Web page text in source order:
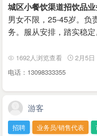
城区小餐饮渠道招饮品
男女不限，25-45岁。负
务。服从安排，踏实稳定
1692人浏览查看 2月5日
电话：13098333355
游客
招聘 业务员/销售代表